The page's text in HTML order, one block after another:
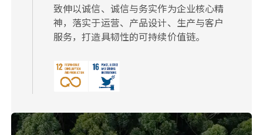
致伸以诚信、诚信与务实作为企业核心精
神，落实于运营、产品设计、生产与客户
服务，打造具韧性的可持续价值链。